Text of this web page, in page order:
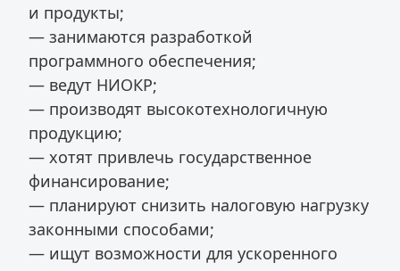
и продукты;
— занимаются разработкой
программного обеспечения;
— ведут НИОКР;
— производят высокотехнологичную
продукцию;
— хотят привлечь государственное
финансирование;
— планируют снизить налоговую нагрузку
законными способами;
— ищут возможности для ускоренного